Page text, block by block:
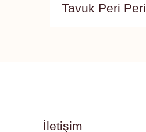
Tavuk Peri Peri
İletişim